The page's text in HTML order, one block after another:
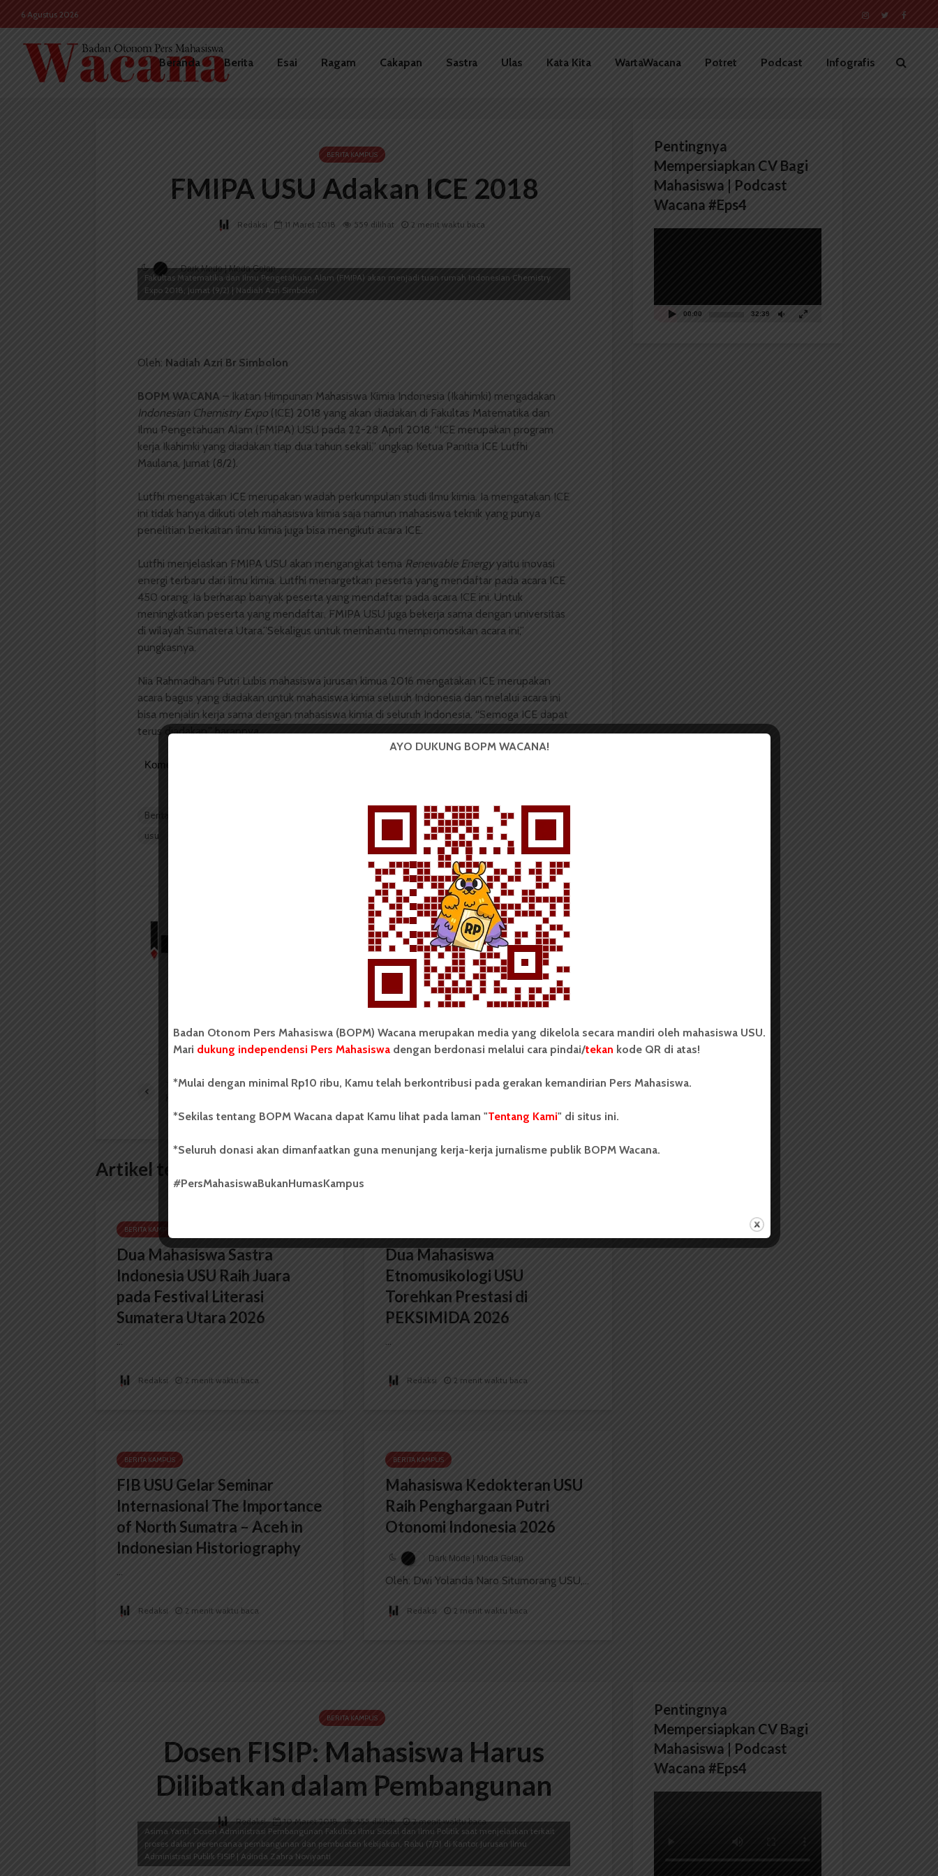
6 Agustus 2026
Beranda Berita Esai Ragam Cakapan Sastra Ulas Kata Kita WartaWacana Potret Podcast Infografis
BERITA KAMPUS
FMIPA USU Adakan ICE 2018
Redaksi 11 Maret 2018 559 dilihat 2 menit waktu baca
Dark Mode | Moda Gelap
Fakultas Matematika dan Ilmu Pengetahuan Alam (FMIPA) akan menjadi tuan rumah Indonesian Chemistry
Expo 2018, Jumat (9/2) | Nadiah Azri Simbolon
Oleh: Nadiah Azri Br Simbolon
BOPM WACANA – Ikatan Himpunan Mahasiswa Kimia Indonesia (Ikahimki) mengadakan
Indonesian Chemistry Expo(ICE) 2018 yang akan diadakan di Fakultas Matematika dan
Ilmu Pengetahuan Alam (FMIPA) USU pada 22-28 April 2018. “ICE merupakan program
kerja Ikahimki yang diadakan tiap dua tahun sekali,” ungkap Ketua Panitia ICE Lutfhi
Maulana, Jumat (8/2).
Lutfhi mengatakan ICE merupakan wadah perkumpulan studi ilmu kimia. Ia mengatakan ICE
ini tidak hanya diikuti oleh mahasiswa kimia saja namun mahasiswa teknik yang punya
penelitian berkaitan ilmu kimia juga bisa mengikuti acara ICE.
Lutfhi menjelaskan FMIPA USU akan mengangkat tema Renewable Energyyaitu inovasi
energi terbaru dari ilmu kimia. Lutfhi menargetkan peserta yang mendaftar pada acara ICE
450 orang. Ia berharap banyak peserta yang mendaftar pada acara ICE ini. Untuk
meningkatkan peserta yang mendaftar, FMIPA USU juga bekerja sama dengan universitas
di wilayah Sumatera Utara.”Sekaligus untuk membantu mempromosikan acara ini,”
pungkasnya.
Nia Rahmadhani Putri Lubis mahasiswa jurusan kimua 2016 mengatakan ICE merupakan
acara bagus yang diadakan untuk mahasiswa kimia seluruh Indonesia dan melalui acara ini
bisa menjalin kerja sama dengan mahasiswa kimia di seluruh Indonesia. “Semoga ICE dapat
terus diadakan,” harapnya.
Komentar Facebook Anda
Berita USU Hari Ini Nadiah Azri Br Simbolon
Universitas Sumatera Utara
usu
Badan Otonom Pers Mahasiswa (BOPM) Wacana merupakan pers
mahasiswa yang berdiri di luar kampus dan dikelola secara mandiri oleh
mahasiswa Universitas Sumatera Utara (USU).
Teater Langkah Universitas Andalas
Dosen FISIP: Mahasiswa Harus
Artikel terkait lain
BERITA KAMPUS
Dua Mahasiswa Sastra
Indonesia USU Raih Juara
pada Festival Literasi
Sumatera Utara 2026
...
Redaksi 2 menit waktu baca
Dua Mahasiswa
Etnomusikologi USU
Torehkan Prestasi di
PEKSIMIDA 2026
...
Redaksi 2 menit waktu baca
BERITA KAMPUS
FIB USU Gelar Seminar
Internasional The Importance
of North Sumatra – Aceh in
Indonesian Historiography
...
Redaksi 2 menit waktu baca
BERITA KAMPUS
Mahasiswa Kedokteran USU
Raih Penghargaan Putri
Otonomi Indonesia 2026
Dark Mode | Moda Gelap
Oleh: Dwi Yolanda Naro Situmorang USU,...
Redaksi 2 menit waktu baca
Pentingnya
Mempersiapkan CV Bagi
Mahasiswa | Podcast
Wacana #Eps4
00:00 32:39
BERITA KAMPUS
Dosen FISIP: Mahasiswa Harus
Dilibatkan dalam Pembangunan
Redaksi 10 Maret 2018 355 dilihat
2 menit waktu baca
Asima Yanti, Dosen Administrasi Pembangunan Fakultas Ilmu Sosial dan Ilmu Politik saat menjelaskan terkait
proses dalam perencanaa pembangunan dan pembuatan kebijakan, Rabu (7/3) di Kantor Jurusan Ilmu
Administrasi Publik FISIP | Adinda Zahra Noviyanti
Pentingnya
Mempersiapkan CV Bagi
Mahasiswa | Podcast
Wacana #Eps4
AYO DUKUNG BOPM WACANA!
Badan Otonom Pers Mahasiswa (BOPM) Wacana merupakan media yang dikelola secara mandiri oleh mahasiswa USU.
Mari dukung independensi Pers Mahasiswadengan berdonasi melalui cara pindai/tekan kode QR di atas!
*Mulai dengan minimal Rp10 ribu, Kamu telah berkontribusi pada gerakan kemandirian Pers Mahasiswa.
*Sekilas tentang BOPM Wacana dapat Kamu lihat pada laman "Tentang Kami" di situs ini.
*Seluruh donasi akan dimanfaatkan guna menunjang kerja-kerja jurnalisme publik BOPM Wacana.
#PersMahasiswaBukanHumasKampus